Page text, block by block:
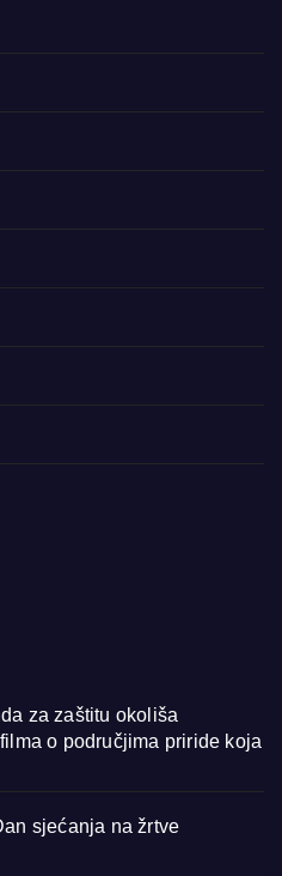
za zaštitu okoliša
o područjima priride koja
sjećanja na žrtve